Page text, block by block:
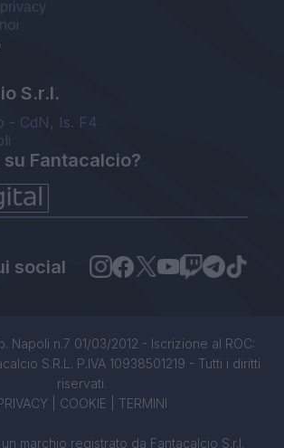
S.r.l.
- CdN, Is. F4
Fantacalcio?
social
Napoli n.7 01/03/2012 - Iscrizione al ROC:
S.R.L. P.IVA 10938501219 - Tutti i diritti
riservati.
| COOKIE TERMINI
marchio registrato da Fantacalcio S.r.l.